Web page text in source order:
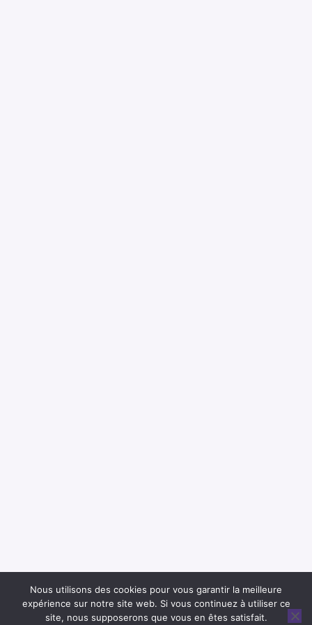
Nous utilisons des cookies pour vous garantir la meilleure
expérience sur notre site web. Si vous continuez à utiliser ce
site, nous supposerons que vous en êtes satisfait.